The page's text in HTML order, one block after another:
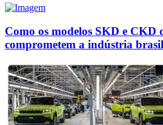
Como os modelos SKD e CKD
comprometem a indústria